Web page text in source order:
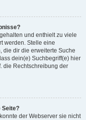
und enthielt zu viele
werden. Stelle eine
die dir die erweiterte Suche
dein(e) Suchbegriff(e) hier
die Rechtschreibung der
Seite?
der Webserver sie nicht